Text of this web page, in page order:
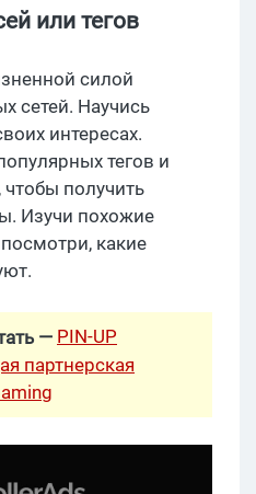
или тегов
силой
сетей. Научись
интересах.
тегов и
получить
Изучи похожие
какие
— PIN-UP
партнерская